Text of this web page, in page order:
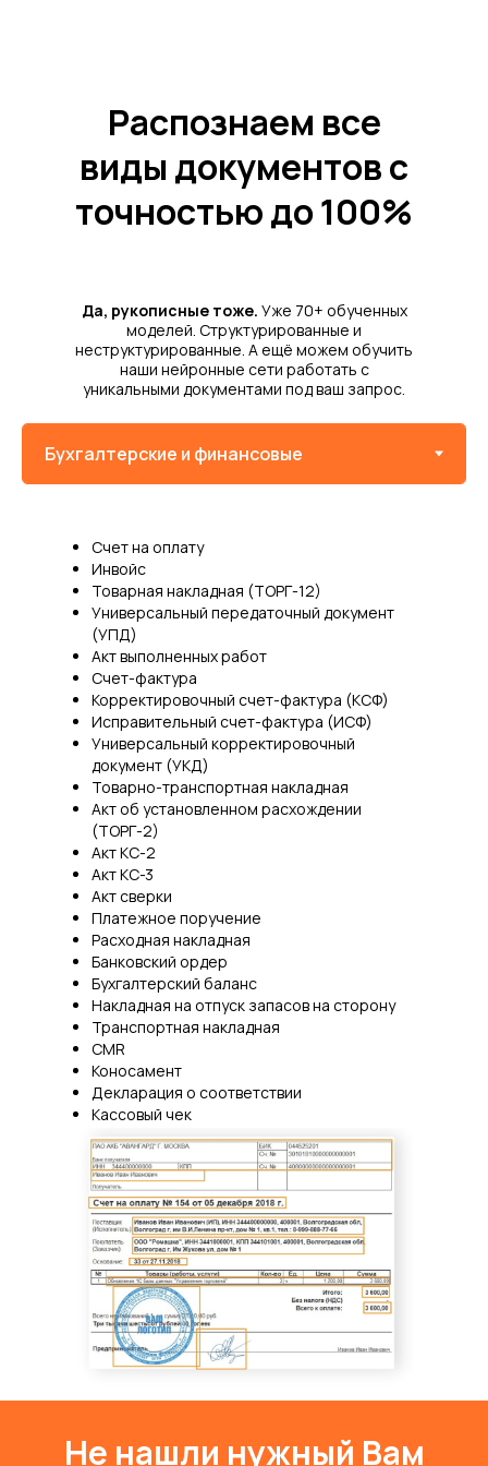
Распознаем все
виды документов с
точностью до 100%
Да, рукописные тоже. Уже 70+ обученных
моделей. Структурированные и
неструктурированные. А ещё можем обучить
наши нейронные сети работать с
уникальными документами под ваш запрос.
Счет на оплату
Инвойс
Товарная накладная (ТОРГ-12)
Универсальный передаточный документ
(УПД)
Акт выполненных работ
Счет-фактура
Корректировочный счет-фактура (КСФ)
Исправительный счет-фактура (ИСФ)
Универсальный корректировочный
документ (УКД)
Товарно-транспортная накладная
Акт об установленном расхождении
(ТОРГ-2)
Акт КС-2
Акт КС-3
Акт сверки
Платежное поручение
Расходная накладная
Банковский ордер
Бухгалтерский баланс
Накладная на отпуск запасов на сторону
Транспортная накладная
CMR
Коносамент
Декларация о соответствии
Кассовый чек
Железнодорожная накладная
Приложение к договору
Паспорт
Армения
Спецификация
Не нашли нужный Вам